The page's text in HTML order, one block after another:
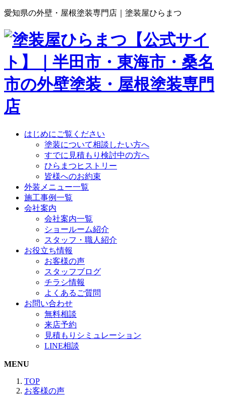
愛知県の外壁・屋根塗装専門店｜塗装屋ひらまつ
はじめにご覧ください
塗装について相談したい方へ
すでに見積もり検討中の方へ
ひらまつヒストリー
皆様へのお約束
外装メニュー一覧
施工事例一覧
会社案内
会社案内一覧
ショールーム紹介
スタッフ・職人紹介
お役立ち情報
お客様の声
スタッフブログ
チラシ情報
よくあるご質問
お問い合わせ
無料相談
来店予約
見積もりシミュレーション
LINE相談
MENU
TOP
お客様の声